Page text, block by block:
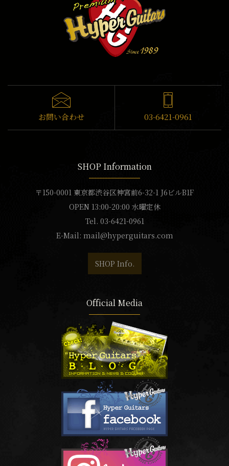
お問い合わせ 03-6421-0961
SHOP Information
〒150-0001 東京都渋谷区神宮前6-32-1 J6ビルB1F
OPEN 13:00-20:00 水曜定休
Tel. 03-6421-0961
E-Mail: mail@hyperguitars.com
SHOP Info.
Official Media